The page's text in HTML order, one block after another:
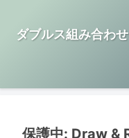
ダブルス組み合わ
保護中: Draw &